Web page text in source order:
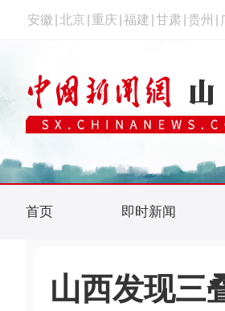
安徽 北京 重庆 福建 甘肃 贵州
首页 即时新闻
山西发现三